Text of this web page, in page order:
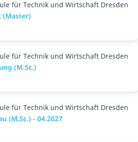
für Technik und Wirtschaft Dresden
(Master)
für Technik und Wirtschaft Dresden
(M.Sc.)
für Technik und Wirtschaft Dresden
(M.Sc.) - 04.2027